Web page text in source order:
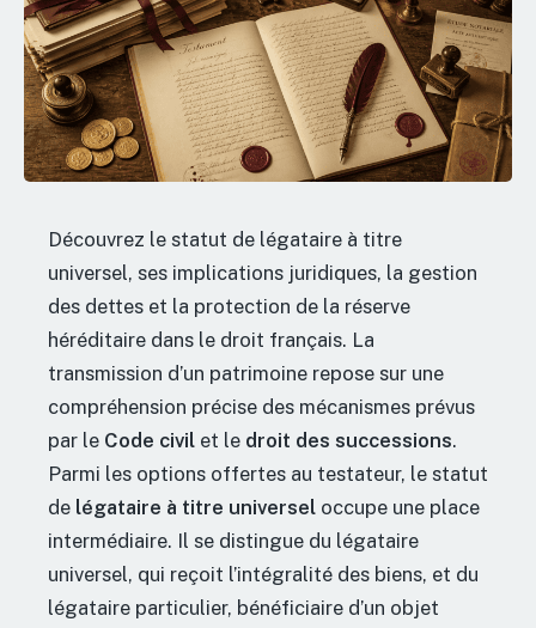
Découvrez le statut de légataire à titre
universel, ses implications juridiques, la gestion
des dettes et la protection de la réserve
héréditaire dans le droit français. La
transmission d’un patrimoine repose sur une
compréhension précise des mécanismes prévus
par le Code civil et le droit des successions.
Parmi les options offertes au testateur, le statut
de légataire à titre universel occupe une place
intermédiaire. Il se distingue du légataire
universel, qui reçoit l’intégralité des biens, et du
légataire particulier, bénéficiaire d’un objet